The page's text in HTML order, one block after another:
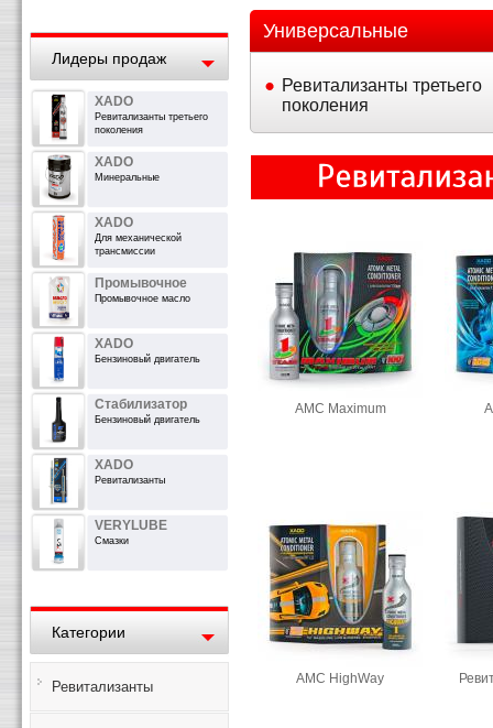
Лидеры продаж
XADO
Ревитализанты третьего
поколения
XADO
Минеральные
XADO
Для механической
трансмиссии
Промывочное
Промывочное масло
XADO
Бензиновый двигатель
Стабилизатор
Бензиновый двигатель
XADO
Ревитализанты
VERYLUBE
Смазки
Категории
Ревитализанты
Универсальные
Ревитализанты третьего
поколения
AMC Maximum
АМС HighWay